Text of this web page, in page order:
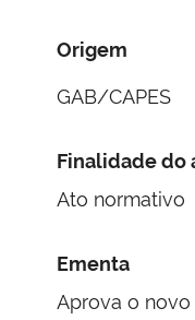
Origem
GAB/CAPES
Finalidade do
Ato normativo
Ementa
Aprova o